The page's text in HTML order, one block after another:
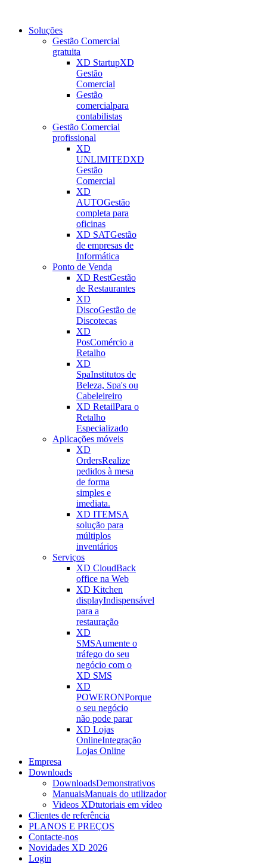
Soluções
Gestão Comercial
gratuita
XD StartupXD
Gestão
Comercial
Gestão
comercialpara
contabilistas
Gestão Comercial
profissional
XD
UNLIMITEDXD
Gestão
Comercial
XD
AUTOGestão
completa para
oficinas
XD SATGestão
de empresas de
Informática
Ponto de Venda
XD RestGestão
de Restaurantes
XD
DiscoGestão de
Discotecas
XD
PosComércio a
Retalho
XD
SpaInstitutos de
Beleza, Spa's ou
Cabeleireiro
XD RetailPara o
Retalho
Especializado
Aplicações móveis
XD
OrdersRealize
pedidos à mesa
de forma
simples e
imediata.
XD ITEMSA
solução para
múltiplos
inventários
Serviços
XD CloudBack
office na Web
XD Kitchen
displayIndispensável
para a
restauração
XD
SMSAumente o
tráfego do seu
negócio com o
XD SMS
XD
POWERONPorque
o seu negócio
não pode parar
XD Lojas
OnlineIntegração
Lojas Online
Empresa
Downloads
DownloadsDemonstrativos
ManuaisManuais do utilizador
Videos XDtutoriais em vídeo
Clientes de referência
PLANOS E PREÇOS
Contacte-nos
Novidades XD 2026
Login